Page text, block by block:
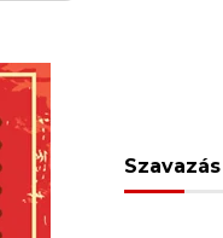
Szavazás